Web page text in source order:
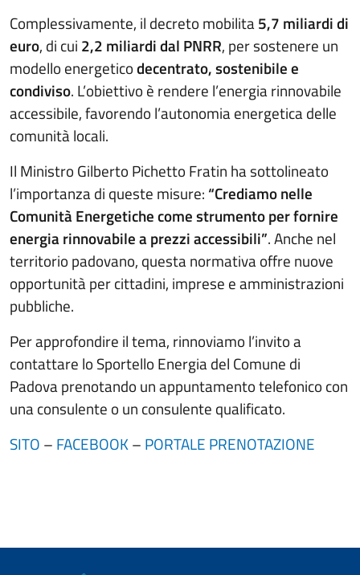
Complessivamente, il decreto mobilita5,7 miliardi di
euro, di cui 2,2 miliardi dal PNRR, per sostenere un
modello energeticodecentrato, sostenibile e
condiviso. L’obiettivo è rendere l’energia rinnovabile
accessibile, favorendo l’autonomia energetica delle
comunità locali.
Il Ministro Gilberto Pichetto Fratin ha sottolineato
l’importanza di queste misure: “Crediamo nelle
Comunità Energetiche come strumento per fornire
energia rinnovabile a prezzi accessibili”. Anche nel
territorio padovano, questa normativa offre nuove
opportunità per cittadini, imprese e amministrazioni
pubbliche.
Per approfondire il tema, rinnoviamo l’invito a
contattare lo Sportello Energia del Comune di
Padova prenotando un appuntamento telefonico con
una consulente o un consulente qualificato.
SITO – FACEBOOK– PORTALE PRENOTAZIONE